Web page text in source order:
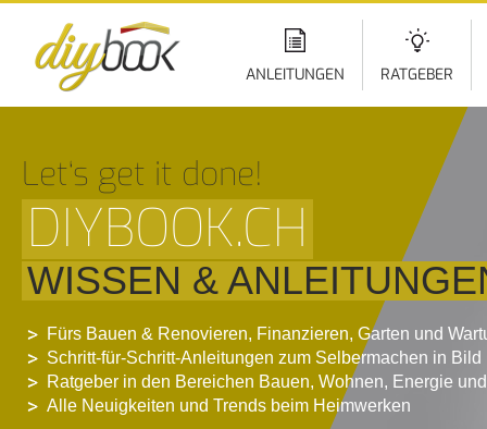
ANLEITUNGEN RATGEBER
Let‘s get it done!
DIYBOOK.CH
WISSEN &
Fürs Bauen & Renovieren, Finanzieren, Garten und
Schritt-für-Schritt-Anleitungen zum Selbermachen in Bild
Ratgeber in den Bereichen Bauen, Wohnen, Energie
Alle Neuigkeiten und Trends beim Heimwerken